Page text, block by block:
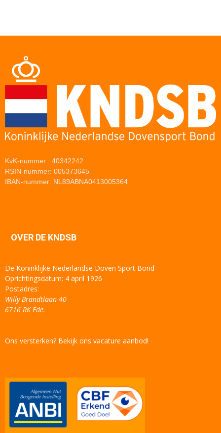
KvK-nummer : 40342242
RSIN-nummer: 005373645
IBAN-nummer: NL89ABNA0413005364
OVER DE KNDSB
De Koninklijke Nederlandse Doven Sport Bond
Oprichtingsdatum: 4 april 1926
Postadres:
Willy Brandtlaan 40
6716 RK Ede.
Ons versterken? Bekijk ons vacature aanbod!